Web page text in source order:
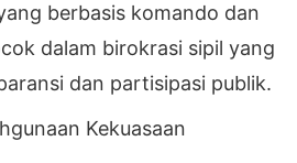
berbasis komando dan
dalam birokrasi sipil yang
dan partisipasi publik.
Kekuasaan